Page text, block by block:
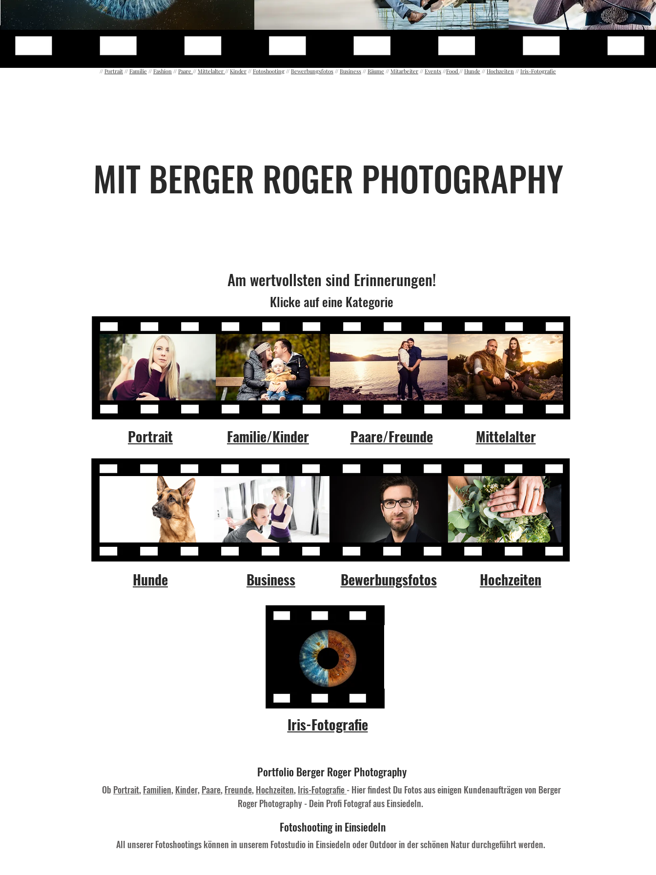
// Portrait // Familie // Fashion // Paare // Mittelalter // Kinder // Fotoshooting // Bewerbungsfotos // Business // Räume // Mitarbeiter // Events //Food // Hunde // Hochzeiten // Iris-Fotografie
MIT BERGER ROGER PHOTOGRAPHY
Am wertvollsten sind Erinnerungen!
Klicke auf eine Kategorie
Portrait Paare/Freunde
Familie/Kinder Mittelalter
Hunde Business Hochzeiten
Bewerbungsfotos
Iris-Fotografie
Portfolio Berger Roger Photography
Ob Portrait,Familien,Kinder,Paare,Freunde,Hochzeiten,Iris-Fotografie- Hier findest Du Fotos aus einigen Kundenaufträgen von Berger
Roger Photography - Dein Profi Fotograf aus Einsiedeln.
Fotoshooting in Einsiedeln
All unserer Fotoshootings können in unserem Fotostudio in Einsiedeln oder Outdoor in der schönen Natur durchgeführt werden.